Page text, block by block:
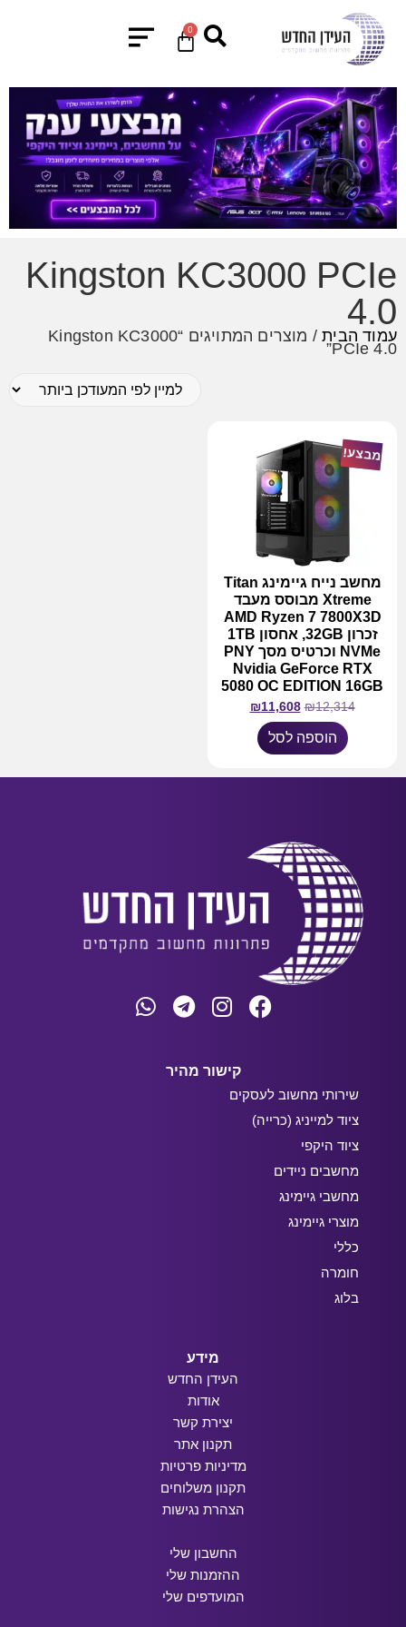
0
Kingston KC3000 PCIe
4.0
עמוד הבית / מוצרים המתויגים “Kingston KC3000
PCIe 4.0”
מבצע!
מחשב נייח גיימינג Titan
Xtreme מבוסס מעבד
AMD Ryzen 7 7800X3D
זכרון 32GB, אחסון 1TB
NVMe וכרטיס מסך PNY
Nvidia GeForce RTX
5080 OC EDITION 16GB
₪12,314
₪11,608
הוספה לסל
קישור מהיר
שירותי מחשוב לעסקים
ציוד למייניג (כרייה)
ציוד היקפי
מחשבים ניידים
מחשבי גיימינג
מוצרי גיימינג
כללי
חומרה
בלוג
מידע
העידן החדש
אודות
יצירת קשר
תקנון אתר
מדיניות פרטיות
תקנון משלוחים
הצהרת נגישות
החשבון שלי
ההזמנות שלי
המועדפים שלי